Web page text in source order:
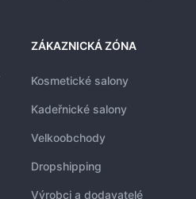
ZÁKAZNICKÁ ZÓNA
Kosmetické salony
Kadeřnické salony
Velkoobchody
Dropshipping
Výrobci a dodavatelé